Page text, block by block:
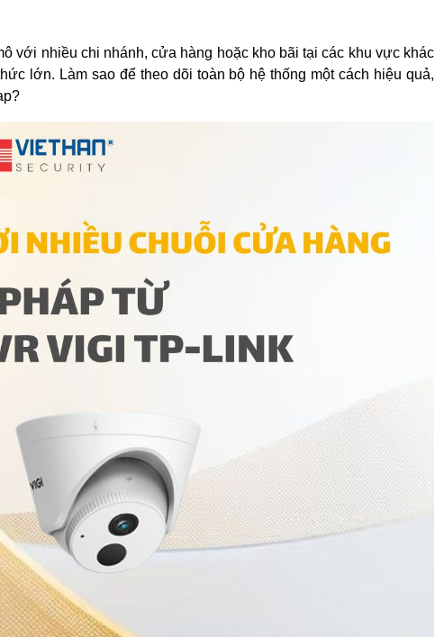
với nhiều chi nhánh, cửa hàng hoặc kho bãi tại các khu vực khác
lớn. Làm sao để theo dõi toàn bộ hệ thống một cách hiệu quả,